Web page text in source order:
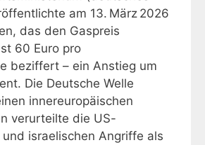
am 13. März 2026
das den Gaspreis
60 Euro pro
beziffert – ein Anstieg um
Die Deutsche Welle
innereuropäischen
verurteilte die US-
israelischen Angriffe als